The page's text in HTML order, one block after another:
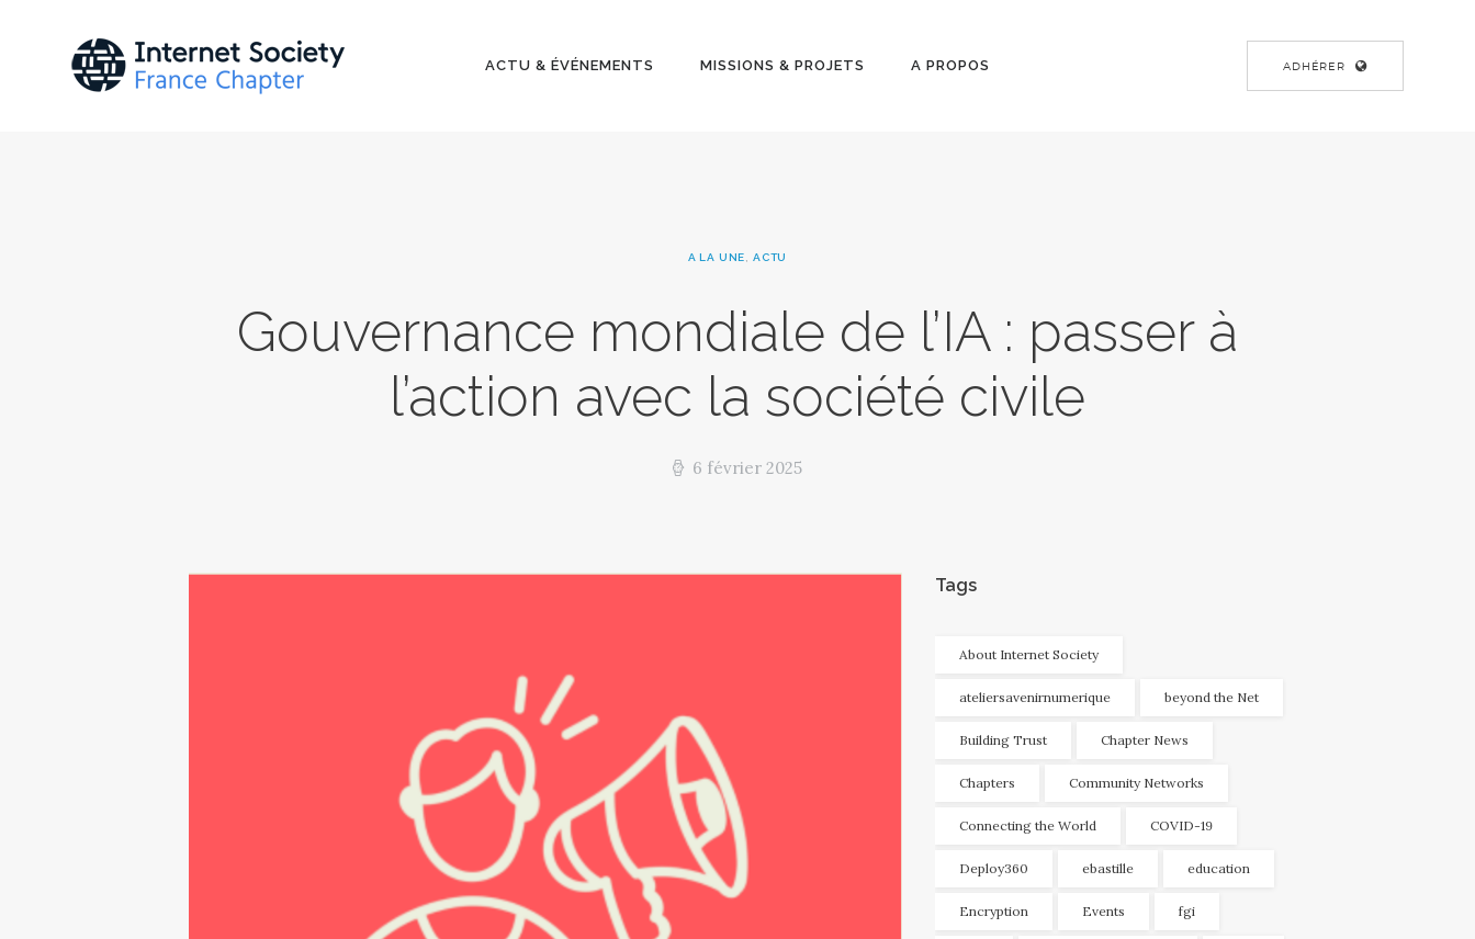
ACTU & ÉVÉNEMENTS MISSIONS & PROJETS A PROPOS ADHÉRER
A LA UNE ACTU
Gouvernance mondiale de l’IA : passer à
l’action avec la société civile
6 février 2025
ÉVÉNEMENT
Tags
About Internet Society
ateliersavenirnumerique beyond the Net
Building Trust Chapter News
Chapters Community Networks
Connecting the World COVID-19
Deploy360 ebastille education
Encryption Events fgi